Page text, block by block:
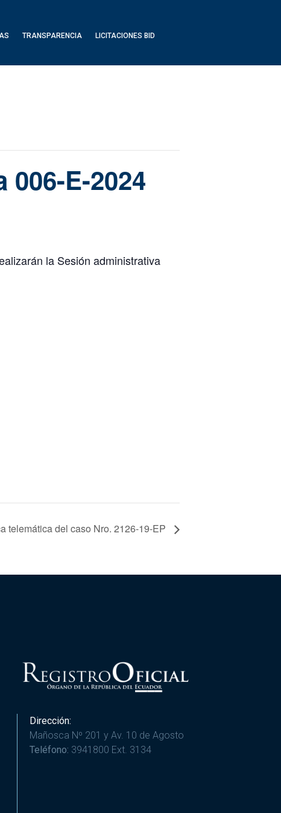
TRANSPARENCIA LICITACIONES BID
E-2024
la Sesión administrativa
telemática del caso Nro. 2126-19-EP
Dirección:
Mañosca Nº 201 y Av. 10 de Agosto
Teléfono: 3941800 Ext. 3134